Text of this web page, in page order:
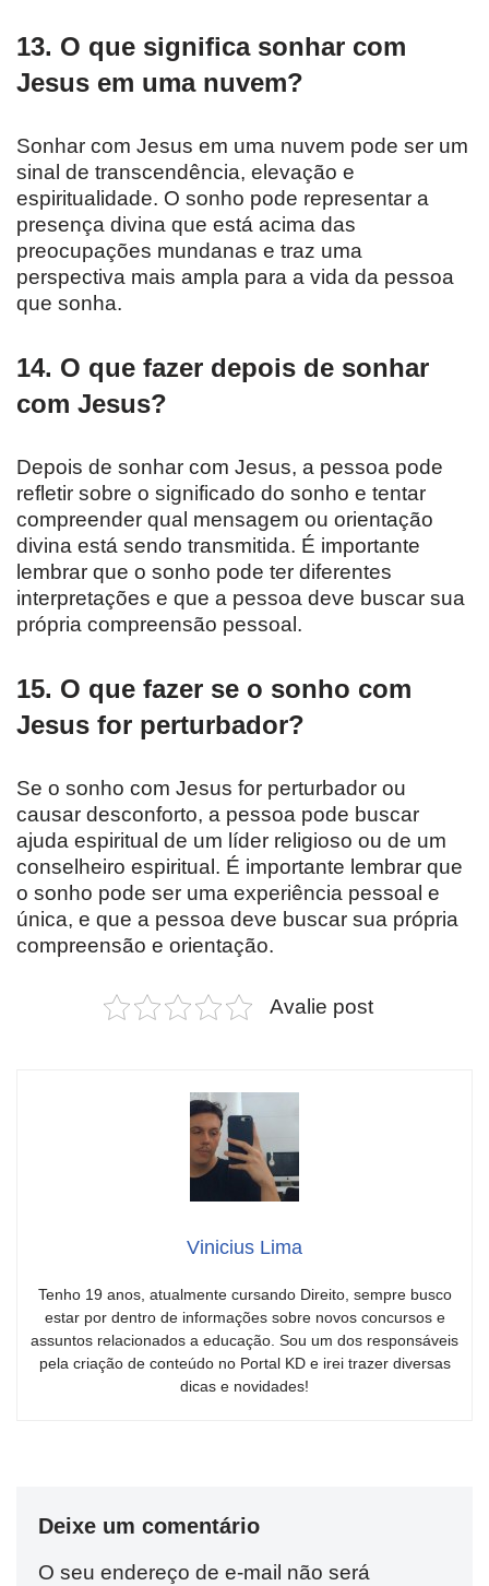
13. O que significa sonhar com
Jesus em uma nuvem?
Sonhar com Jesus em uma nuvem pode ser um
sinal de transcendência, elevação e
espiritualidade. O sonho pode representar a
presença divina que está acima das
preocupações mundanas e traz uma
perspectiva mais ampla para a vida da pessoa
que sonha.
14. O que fazer depois de sonhar
com Jesus?
Depois de sonhar com Jesus, a pessoa pode
refletir sobre o significado do sonho e tentar
compreender qual mensagem ou orientação
divina está sendo transmitida. É importante
lembrar que o sonho pode ter diferentes
interpretações e que a pessoa deve buscar sua
própria compreensão pessoal.
15. O que fazer se o sonho com
Jesus for perturbador?
Se o sonho com Jesus for perturbador ou
causar desconforto, a pessoa pode buscar
ajuda espiritual de um líder religioso ou de um
conselheiro espiritual. É importante lembrar que
o sonho pode ser uma experiência pessoal e
única, e que a pessoa deve buscar sua própria
compreensão e orientação.
Avalie post
Vinicius Lima
Tenho 19 anos, atualmente cursando Direito, sempre busco
estar por dentro de informações sobre novos concursos e
assuntos relacionados a educação. Sou um dos responsáveis
pela criação de conteúdo no Portal KD e irei trazer diversas
dicas e novidades!
Deixe um comentário
O seu endereço de e-mail não será